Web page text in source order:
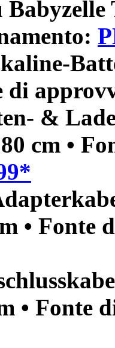
:
di
&
cm •
• Fonte
• Fonte